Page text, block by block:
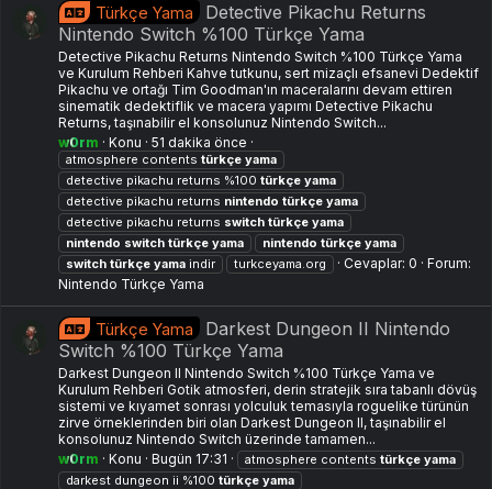
Türkçe Yama
Detective Pikachu Returns
Nintendo Switch %100 Türkçe Yama
Detective Pikachu Returns Nintendo Switch %100 Türkçe Yama
ve Kurulum Rehberi Kahve tutkunu, sert mizaçlı efsanevi Dedektif
Pikachu ve ortağı Tim Goodman'ın maceralarını devam ettiren
sinematik dedektiflik ve macera yapımı Detective Pikachu
Returns, taşınabilir el konsolunuz Nintendo Switch...
w0rm
Konu 51 dakika önce
atmosphere contents türkçe yama
detective pikachu returns %100 türkçe yama
detective pikachu returns nintendo türkçe yama
detective pikachu returns switch türkçe yama
nintendo switch türkçe yama nintendo türkçe yama
switch türkçe yama indir turkceyama.org Cevaplar: 0
Forum:
Nintendo Türkçe Yama
Türkçe Yama
Darkest Dungeon II Nintendo
Switch %100 Türkçe Yama
Darkest Dungeon II Nintendo Switch %100 Türkçe Yama ve
Kurulum Rehberi Gotik atmosferi, derin stratejik sıra tabanlı dövüş
sistemi ve kıyamet sonrası yolculuk temasıyla roguelike türünün
zirve örneklerinden biri olan Darkest Dungeon II, taşınabilir el
konsolunuz Nintendo Switch üzerinde tamamen...
w0rm
Konu Bugün 17:31 atmosphere contents türkçe yama
darkest dungeon ii %100 türkçe yama